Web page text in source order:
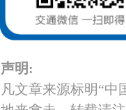
声明:
凡文章来源标明“